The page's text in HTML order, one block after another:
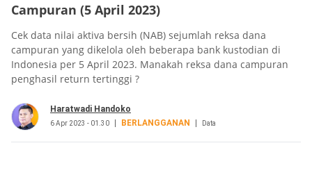
Campuran (5 April 2023)
Cek data nilai aktiva bersih (NAB) sejumlah reksa dana
campuran yang dikelola oleh beberapa bank kustodian di
Indonesia per 5 April 2023. Manakah reksa dana campuran
penghasil return tertinggi ?
Haratwadi Handoko
6 Apr 2023 - 01.30 BERLANGGANAN Data